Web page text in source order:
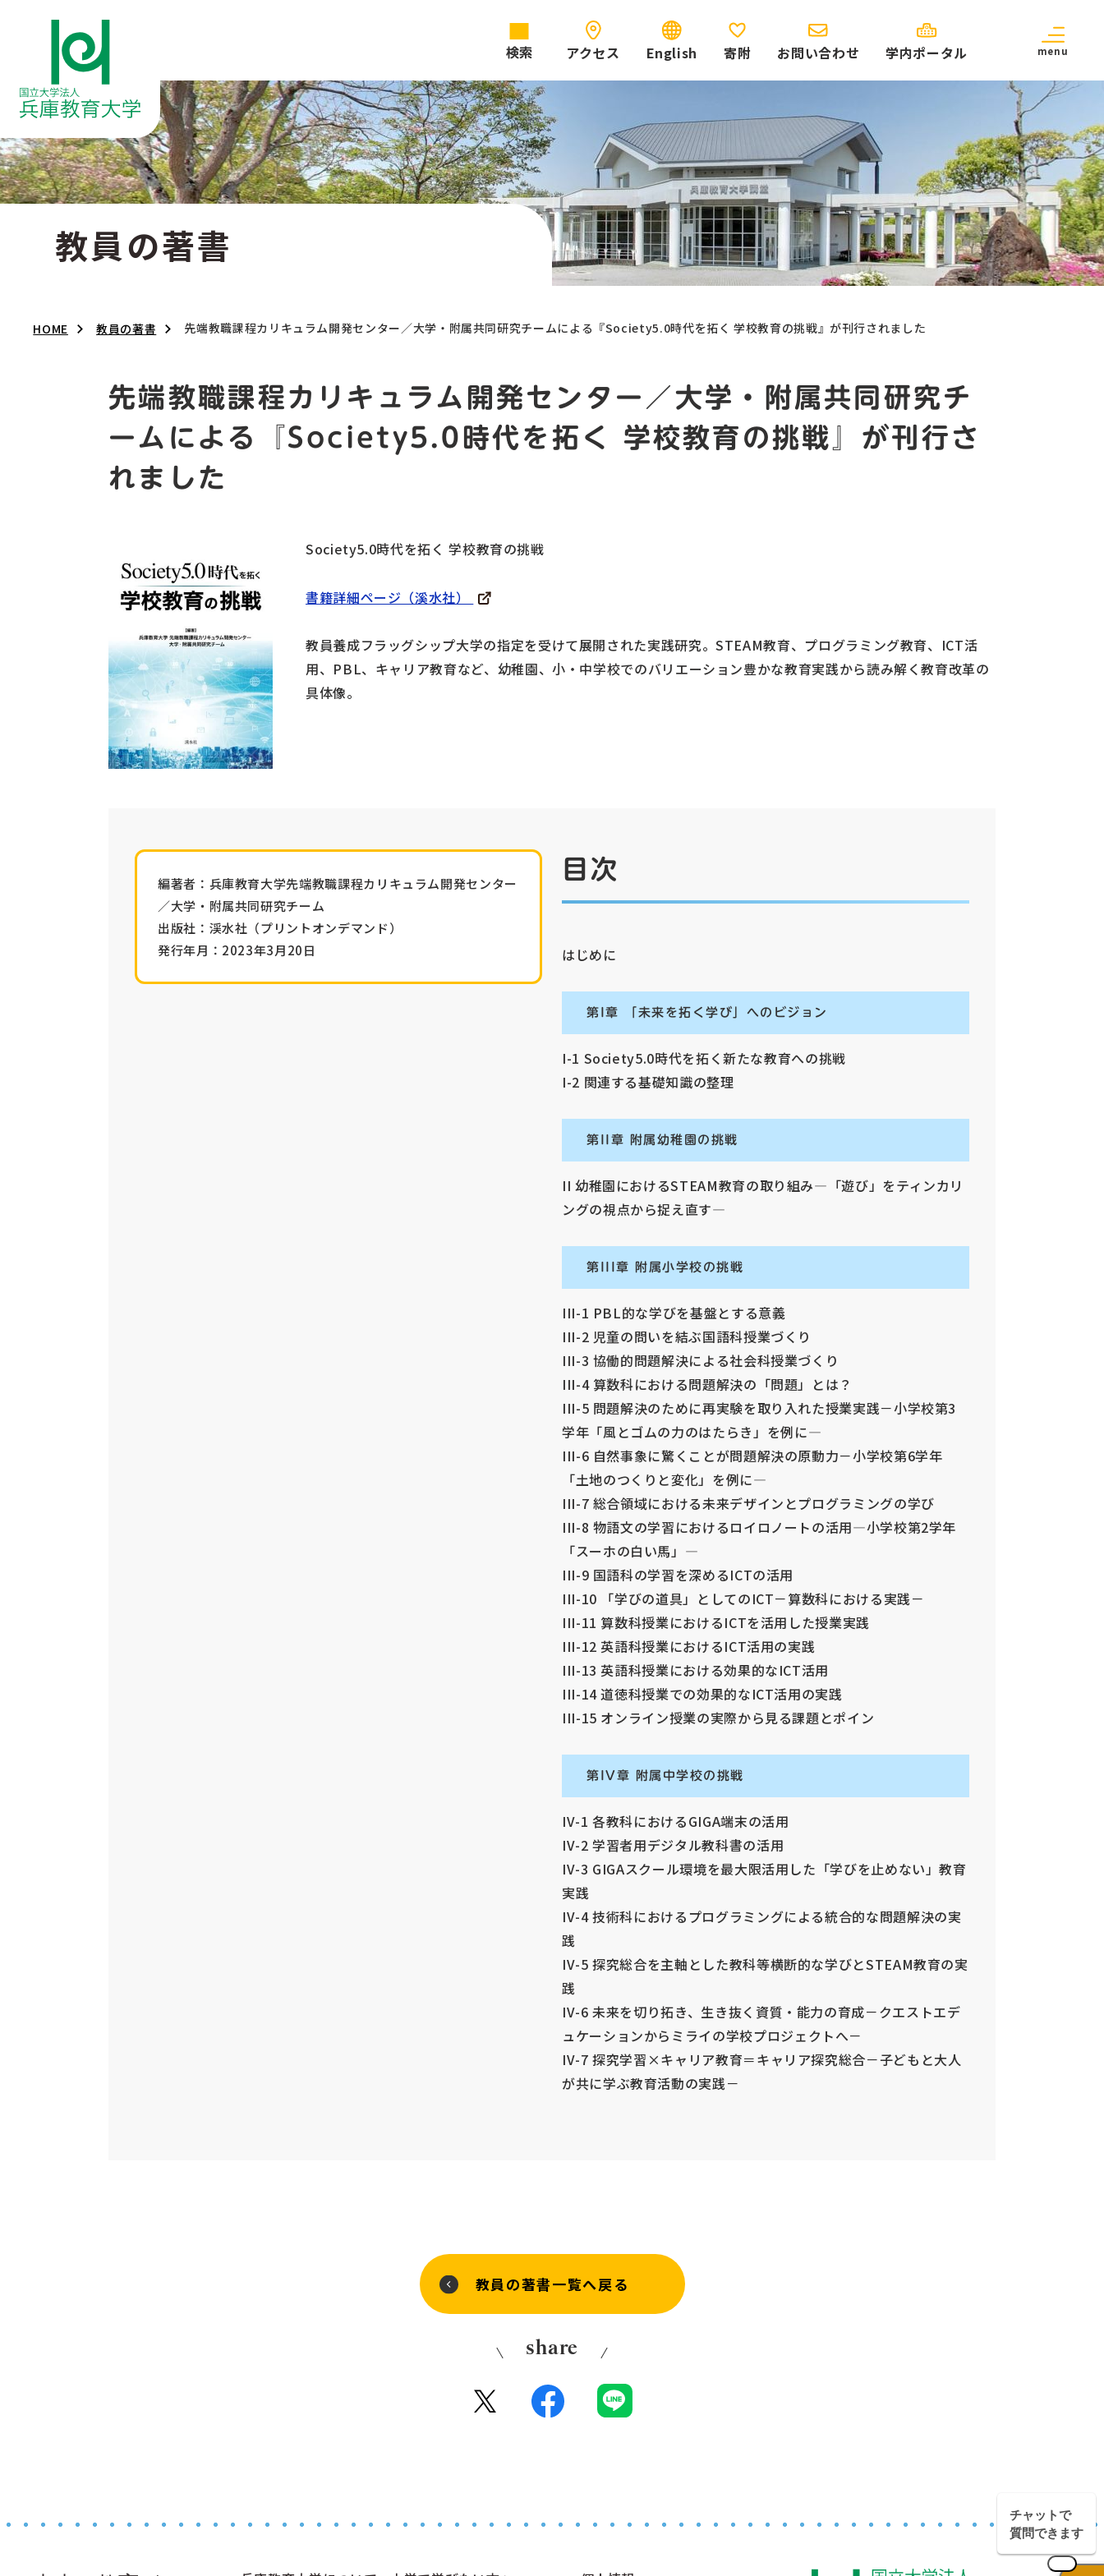
検索 アクセス English 寄附 お問い合わせ 学内ポータル menu
教員の著書
HOME 教員の著書 先端教職課程カリキュラム開発センター／大学・附属共同研究チームによる『Society5.0時代を拓く 学校教育の挑戦』が刊行されました
先端教職課程カリキュラム開発センター／大学・附属共同研究チ
ームによる『Society5.0時代を拓く 学校教育の挑戦』が刊行さ
れました
Society5.0時代を拓く 学校教育の挑戦
書籍詳細ページ（溪水社）
教員養成フラッグシップ大学の指定を受けて展開された実践研究。STEAM教育、プログラミング教育、ICT活
用、PBL、キャリア教育など、幼稚園、小・中学校でのバリエーション豊かな教育実践から読み解く教育改革の
具体像。
編著者： 兵庫教育大学先端教職課程カリキュラム開発センター
／大学・附属共同研究チーム
出版社：渓水社（プリントオンデマンド）
発行年月：2023年3月20日
目次
はじめに
第I章 「未来を拓く学び」へのビジョン
I-1 Society5.0時代を拓く新たな教育への挑戦
I-2 関連する基礎知識の整理
第II章 附属幼稚園の挑戦
II 幼稚園におけるSTEAM教育の取り組み―「遊び」をティンカリ
ングの視点から捉え直す―
第III章 附属小学校の挑戦
III-1 PBL的な学びを基盤とする意義
III-2 児童の問いを結ぶ国語科授業づくり
III-3 協働的問題解決による社会科授業づくり
III-4 算数科における問題解決の「問題」とは？
III-5 問題解決のために再実験を取り入れた授業実践－小学校第3
学年「風とゴムの力のはたらき」を例に―
III-6 自然事象に驚くことが問題解決の原動力－小学校第6学年
「土地のつくりと変化」を例に―
III-7 総合領域における未来デザインとプログラミングの学び
III-8 物語文の学習におけるロイロノートの活用―小学校第2学年
「スーホの白い馬」―
III-9 国語科の学習を深めるICTの活用
III-10 「学びの道具」としてのICT－算数科における実践－
III-11 算数科授業におけるICTを活用した授業実践
III-12 英語科授業におけるICT活用の実践
III-13 英語科授業における効果的なICT活用
III-14 道徳科授業での効果的なICT活用の実践
III-15 オンライン授業の実際から見る課題とポイン
第IV章 附属中学校の挑戦
IV-1 各教科におけるGIGA端末の活用
IV-2 学習者用デジタル教科書の活用
IV-3 GIGAスクール環境を最大限活用した「学びを止めない」教育
実践
IV-4 技術科におけるプログラミングによる統合的な問題解決の実
践
IV-5 探究総合を主軸とした教科等横断的な学びとSTEAM教育の実
践
IV-6 未来を切り拓き、生き抜く資質・能力の育成－クエストエデ
ュケーションからミライの学校プロジェクトへ－
IV-7 探究学習×キャリア教育＝キャリア探究総合－子どもと大人
が共に学ぶ教育活動の実践－
教員の著書一覧へ戻る
share
チャットで
質問できます